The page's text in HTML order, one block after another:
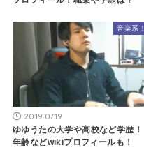
音楽系！
2019.07.19
ゆゆうたの大学や高校など学歴！
年齢などwikiプロフィールも！